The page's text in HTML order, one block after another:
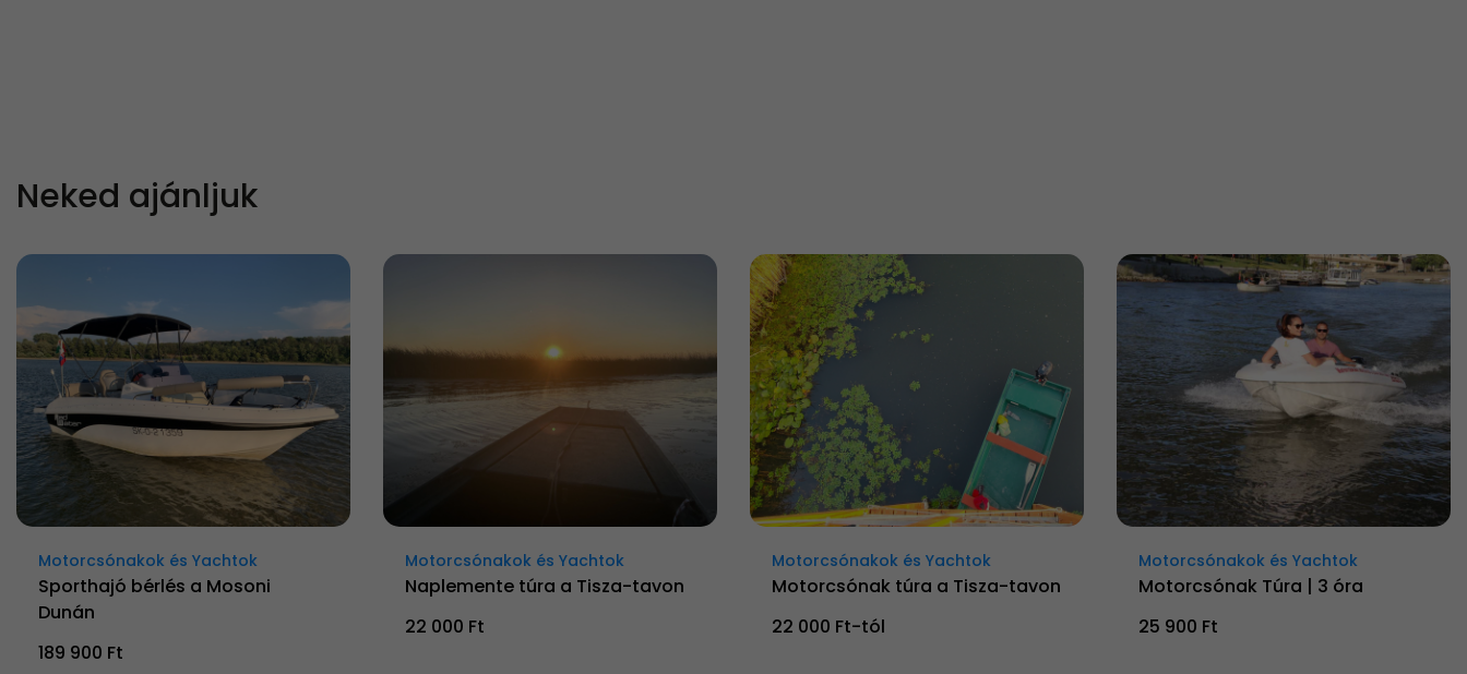
Neked ajánljuk
Motorcsónakok és Yachtok
Sporthajó bérlés a Mosoni
Dunán
189 900 Ft
Motorcsónakok és Yachtok
Naplemente túra a Tisza-tavon
22 000 Ft
Motorcsónakok és Yachtok
Motorcsónak túra a Tisza-tavon
22 000 Ft-tól
Motorcsónakok és Yachtok
Motorcsónak Túra | 3 óra
25 900 Ft